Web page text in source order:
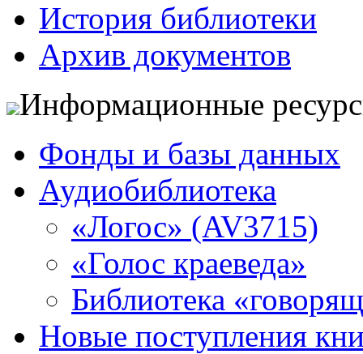
История библиотеки
Архив документов
Информационные
Фонды и базы данных
Аудиобиблиотека
«Логос» (AV3715)
«Голос краеведа»
Библиотека
Новые поступления